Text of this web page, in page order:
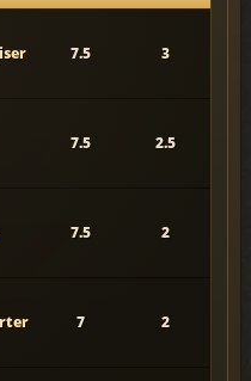
7.5 3
7.5 2.5
7.5 2
7 2